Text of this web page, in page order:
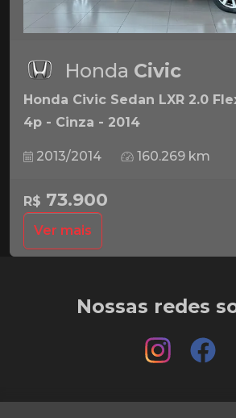
Honda Civic
Honda Civic Sedan LXR 2.0
4p - Cinza - 2014
2013/2014 160.269 km
R$ 73.900
Ver mais
Nossas redes